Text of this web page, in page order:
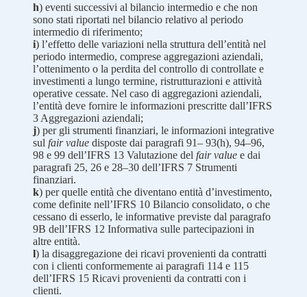
h) eventi successivi al bilancio intermedio e che non
sono stati riportati nel bilancio relativo al periodo
intermedio di riferimento;
i) l’effetto delle variazioni nella struttura dell’entità nel
periodo intermedio, comprese aggregazioni aziendali,
l’ottenimento o la perdita del controllo di controllate e
investimenti a lungo termine, ristrutturazioni e attività
operative cessate. Nel caso di aggregazioni aziendali,
l’entità deve fornire le informazioni prescritte dall’IFRS
3 Aggregazioni aziendali;
j) per gli strumenti finanziari, le informazioni integrative
sul fair value disposte dai paragrafi 91– 93(h), 94–96,
98 e 99 dell’IFRS 13 Valutazione del fair value e dai
paragrafi 25, 26 e 28–30 dell’IFRS 7 Strumenti
finanziari.
k) per quelle entità che diventano entità d’investimento,
come definite nell’IFRS 10 Bilancio consolidato, o che
cessano di esserlo, le informative previste dal paragrafo
9B dell’IFRS 12 Informativa sulle partecipazioni in
altre entità.
l) la disaggregazione dei ricavi provenienti da contratti
con i clienti conformemente ai paragrafi 114 e 115
dell’IFRS 15 Ricavi provenienti da contratti con i
clienti.